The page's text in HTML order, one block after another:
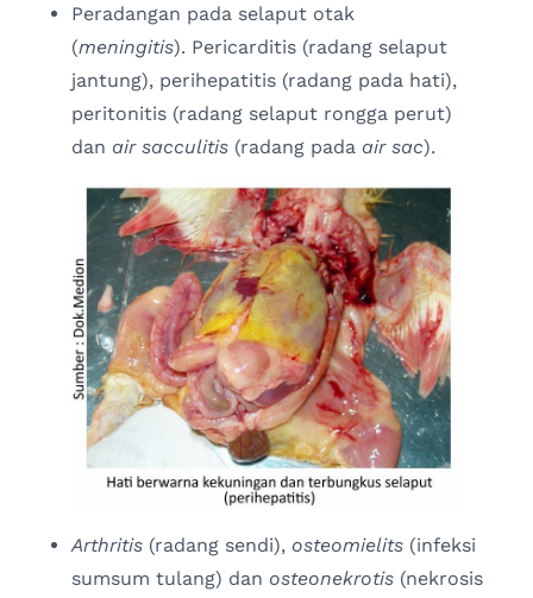
Peradangan pada selaput otak
(meningitis). Pericarditis (radang selaput
jantung), perihepatitis (radang pada hati),
peritonitis (radang selaput rongga perut)
dan air sacculitis (radang pada air sac).
Arthritis (radang sendi), osteomielits (infeksi
sumsum tulang) dan osteonekrotis (nekrosis